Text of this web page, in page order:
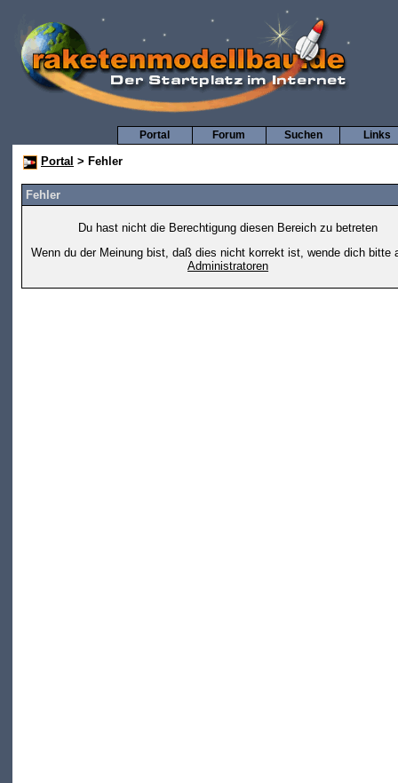
Links
Suchen
Forum
Portal
Portal > Fehler
Fehler
Du hast nicht die Berechtigung diesen Bereich zu betreten
Wenn du der Meinung bist, daß dies nicht korrekt ist, wende dich bitte
Administratoren